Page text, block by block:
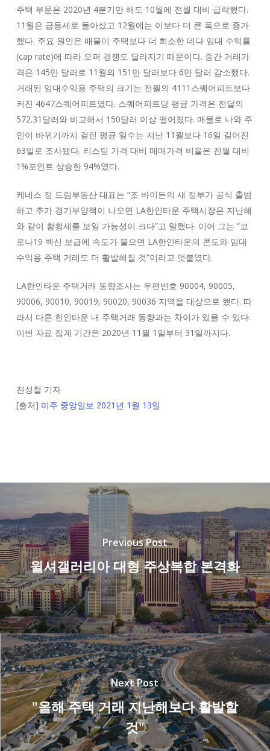
주택 부문은 2020년 4분기만 해도 10월에 전월 대비 급락했다.
11월은 급등세로 돌아섰고 12월에는 이보다 더 큰 폭으로 증가
했다. 주요 원인은 매물이 주택보다 더 희소한 데다 임대 수익률
(cap rate)에 따라 오퍼 경쟁도 달라지기 때문이다. 중간 거래가
격은 145만 달러로 11월의 151만 달러보다 6만 달러 감소했다.
거래된 임대수익용 주택의 크기는 전월의 4111스퀘어피트보다
커진 4647스퀘어피트였다. 스퀘어피트당 평균 가격은 전달의
572.31달러와 비교해서 150달러 이상 떨어졌다. 매물로 나와 주
인이 바뀌기까지 걸린 평균 일수는 지난 11월보다 16일 길어진
63일로 조사됐다. 리스팅 가격 대비 매매가격 비율은 전월 대비
1%포인트 상승한 94%였다.
케네스 정 드림부동산 대표는 “조 바이든의 새 정부가 공식 출범
하고 추가 경기부양책이 나오면 LA한인타운 주택시장은 지난해
와 같이 활황세를 보일 가능성이 크다”고 말했다. 이어 그는 “코
로나19 백신 보급에 속도가 붙으면 LA한인타운의 콘도와 임대
수익용 주택 거래도 더 활발해질 것”이라고 덧붙였다.
LA한인타운 주택거래 동향조사는 우편번호 90004, 90005,
90006, 90010, 90019, 90020, 90036 지역을 대상으로 했다. 따
라서 다른 한인타운 내 주택거래 동향과는 차이가 있을 수 있다.
이번 자료 집계 기간은 2020년 11월 1일부터 31일까지다.
진성철 기자
[출처] 미주 중앙일보 2021년 1월 13일
Previous Post
윌셔갤러리아 대형 주상복합 본격화
Next Post
"올해 주택 거래 지난해보다 활발할
것"